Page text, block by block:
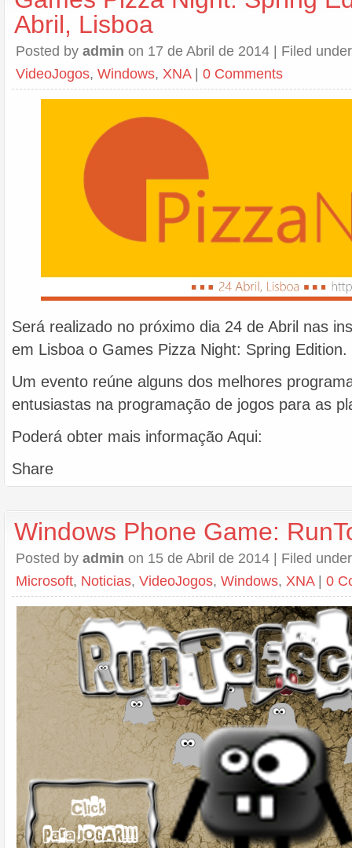
Abril, Lisboa
Posted by admin on 17 de Abril de 2014 | Filed
VideoJogos, Windows, XNA| 0 Comments
Será realizado no próximo dia 24 de Abril nas
em Lisboa o Games Pizza Night: Spring Edition.
Um evento reúne alguns dos melhores
entusiastas na programação de jogos para as
Poderá obter mais informação Aqui:
Share
Windows Phone Game:
Posted by admin on 15 de Abril de 2014 | Filed
Microsoft, Noticias, VideoJogos, Windows, XNA| 0